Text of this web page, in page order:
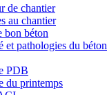
de chantier
au chantier
bon béton
et pathologies du béton
PDB
du printemps